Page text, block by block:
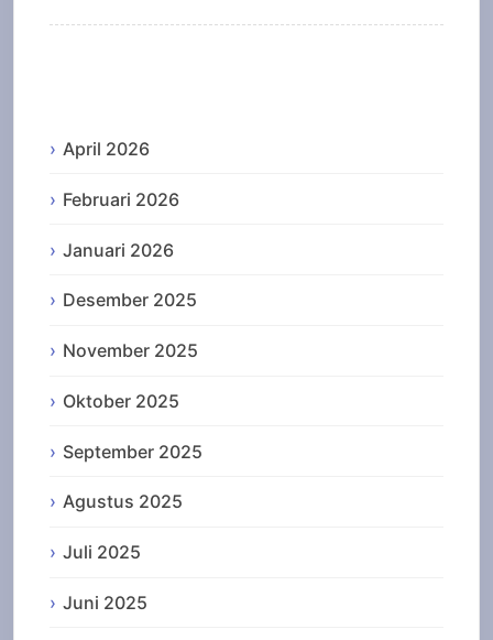
April 2026
Februari 2026
Januari 2026
Desember 2025
November 2025
Oktober 2025
September 2025
Agustus 2025
Juli 2025
Juni 2025